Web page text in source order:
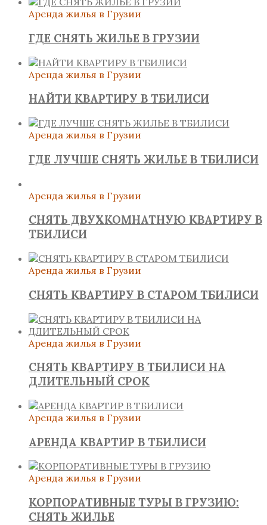
Аренда жилья в Грузии
ГДЕ СНЯТЬ ЖИЛЬЕ В ГРУЗИИ
Аренда жилья в Грузии
НАЙТИ КВАРТИРУ В ТБИЛИСИ
Аренда жилья в Грузии
ГДЕ ЛУЧШЕ СНЯТЬ ЖИЛЬЕ В ТБИЛИСИ
Аренда жилья в Грузии
СНЯТЬ ДВУХКОМНАТНУЮ КВАРТИРУ В
ТБИЛИСИ
Аренда жилья в Грузии
СНЯТЬ КВАРТИРУ В СТАРОМ ТБИЛИСИ
Аренда жилья в Грузии
СНЯТЬ КВАРТИРУ В ТБИЛИСИ НА
ДЛИТЕЛЬНЫЙ СРОК
Аренда жилья в Грузии
АРЕНДА КВАРТИР В ТБИЛИСИ
Аренда жилья в Грузии
КОРПОРАТИВНЫЕ ТУРЫ В ГРУЗИЮ:
СНЯТЬ ЖИЛЬЕ